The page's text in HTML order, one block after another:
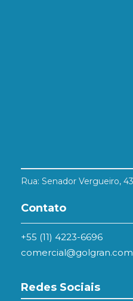
Rua: Senador Vergueiro,
Contato
+55 (11) 4223-6696
Redes Sociais